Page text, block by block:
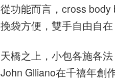
從功能而言，cross
挽袋方便，雙手自由自在
天橋之上，小包各施各
John Glliano在千禧年創